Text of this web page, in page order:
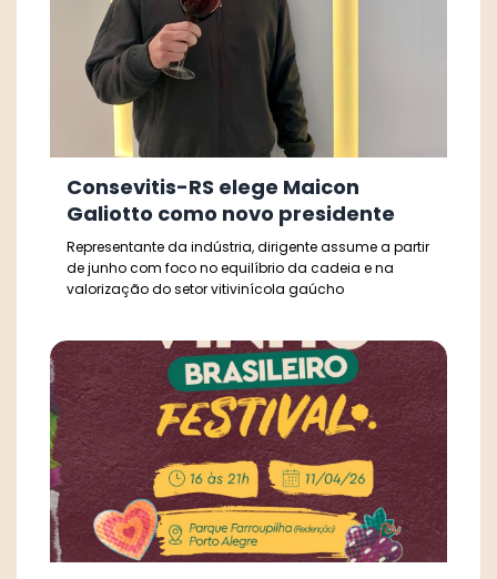
Consevitis-RS elege Maicon
Galiotto como novo presidente
Representante da indústria, dirigente assume a partir
de junho com foco no equilíbrio da cadeia e na
valorização do setor vitivinícola gaúcho